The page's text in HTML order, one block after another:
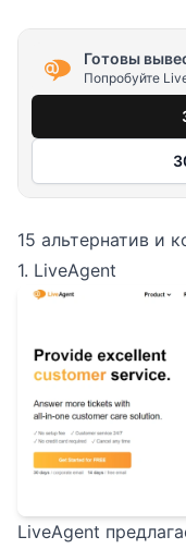
Готовы
Попробуйте
15 альтернатив и
1. LiveAgent
LiveAgent